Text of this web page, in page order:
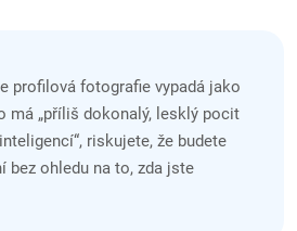
profilová fotografie vypadá jako
má „příliš dokonalý, lesklý pocit
riskujete, že budete
bez ohledu na to, zda jste